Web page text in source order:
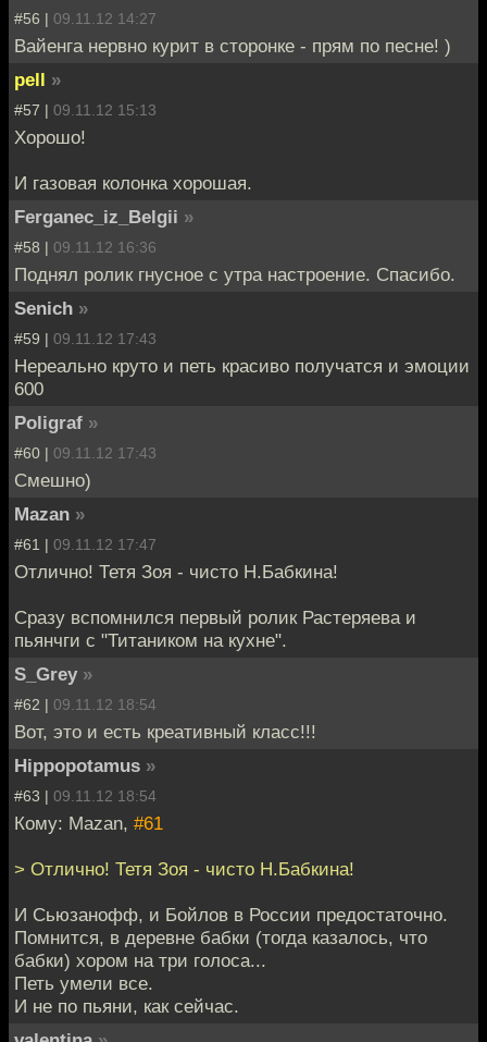
#56 | 09.11.12 14:27
Вайенга нервно курит в сторонке - прям по песне! )
pell »
#57 | 09.11.12 15:13
Хорошо!
И газовая колонка хорошая.
Ferganec_iz_Belgii »
#58 | 09.11.12 16:36
Поднял ролик гнусное с утра настроение. Спасибо.
Senich »
#59 | 09.11.12 17:43
Нереально круто и петь красиво получатся и эмоции
600
Poligraf »
#60 | 09.11.12 17:43
Смешно)
Mazan »
#61 | 09.11.12 17:47
Отлично! Тетя Зоя - чисто Н.Бабкина!
Сразу вспомнился первый ролик Растеряева и
пьянчги с "Титаником на кухне".
S_Grey »
#62 | 09.11.12 18:54
Вот, это и есть креативный класс!!!
Hippopotamus »
#63 | 09.11.12 18:54
Кому: Mazan, #61
> Отлично! Тетя Зоя - чисто Н.Бабкина!
И Сьюзанофф, и Бойлов в России предостаточно.
Помнится, в деревне бабки (тогда казалось, что
бабки) хором на три голоса ...
Петь умели все.
И не по пьяни, как сейчас.